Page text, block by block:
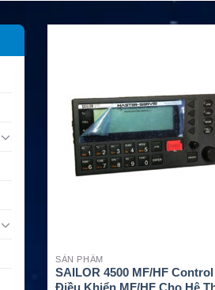
SẢN PHẨM
SAILOR 4500 MF/HF